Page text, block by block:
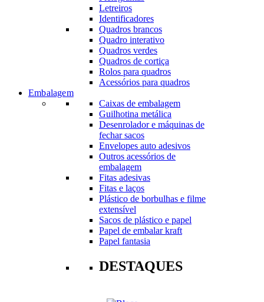
Letreiros
Identificadores
Quadros brancos
Quadro interativo
Quadros verdes
Quadros de cortiça
Rolos para quadros
Acessórios para quadros
Embalagem
Caixas de embalagem
Guilhotina metálica
Desenrolador e máquinas de
fechar sacos
Envelopes auto adesivos
Outros acessórios de
embalagem
Fitas adesivas
Fitas e laços
Plástico de borbulhas e filme
extensível
Sacos de plástico e papel
Papel de embalar kraft
Papel fantasia
DESTAQUES